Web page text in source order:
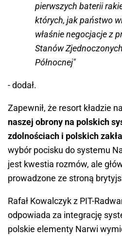
pierwszych baterii
których, jak państwo
właśnie negocjacje z
Stanów
Północnej"
- dodał.
Zapewnił, że resort kładzie
naszej obrony na polskich
zdolnościach i polskich
wybór pocisku do systemu
jest kwestia rozmów, ale
prowadzone ze stroną
Rafał Kowalczyk z PIT-
odpowiada za integrację
polskie elementy Narwi